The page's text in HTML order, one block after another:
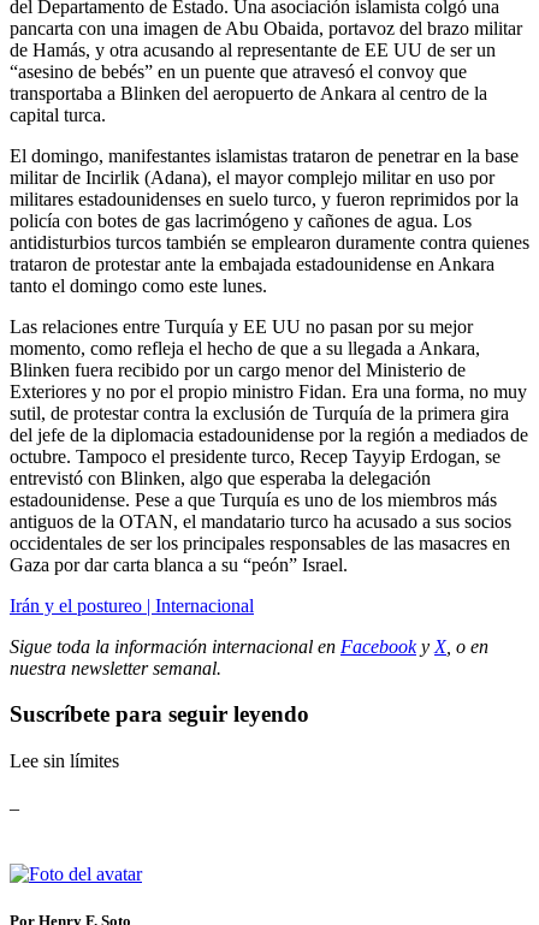
del Departamento de Estado. Una asociación islamista colgó una
pancarta con una imagen de Abu Obaida, portavoz del brazo militar
de Hamás, y otra acusando al representante de EE UU de ser un
“asesino de bebés” en un puente que atravesó el convoy que
transportaba a Blinken del aeropuerto de Ankara al centro de la
capital turca.
El domingo, manifestantes islamistas trataron de penetrar en la base
militar de Incirlik (Adana), el mayor complejo militar en uso por
militares estadounidenses en suelo turco, y fueron reprimidos por la
policía con botes de gas lacrimógeno y cañones de agua. Los
antidisturbios turcos también se emplearon duramente contra quienes
trataron de protestar ante la embajada estadounidense en Ankara
tanto el domingo como este lunes.
Las relaciones entre Turquía y EE UU no pasan por su mejor
momento, como refleja el hecho de que a su llegada a Ankara,
Blinken fuera recibido por un cargo menor del Ministerio de
Exteriores y no por el propio ministro Fidan. Era una forma, no muy
sutil, de protestar contra la exclusión de Turquía de la primera gira
del jefe de la diplomacia estadounidense por la región a mediados de
octubre. Tampoco el presidente turco, Recep Tayyip Erdogan, se
entrevistó con Blinken, algo que esperaba la delegación
estadounidense. Pese a que Turquía es uno de los miembros más
antiguos de la OTAN, el mandatario turco ha acusado a sus socios
occidentales de ser los principales responsables de las masacres en
Gaza por dar carta blanca a su “peón” Israel.
Irán y el postureo | Internacional
Sigue toda la información internacional en Facebooky X, o en
nuestra newsletter semanal.
Suscríbete para seguir leyendo
Lee sin límites
Por Henry F. Soto